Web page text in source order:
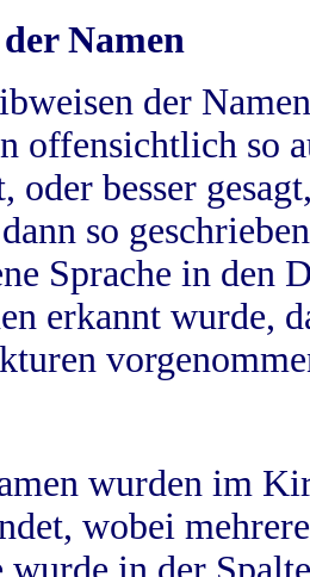
Namen
der
offensichtlich so
oder besser
so
Sprache in
erkannt wurde,
wurden im
wobei